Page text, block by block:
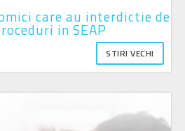
care au interdictie de
in SEAP
STIRI VECHI